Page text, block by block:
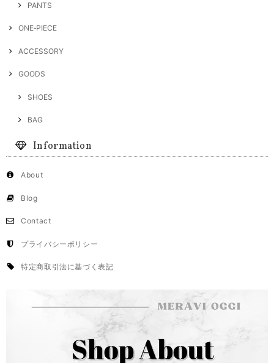
PANTS
ONE‐PIECE
ACCESSORY
GOODS
SHOES
BAG
Information
About
Blog
Contact
プライバシーポリシー
特定商取引法に基づく表記